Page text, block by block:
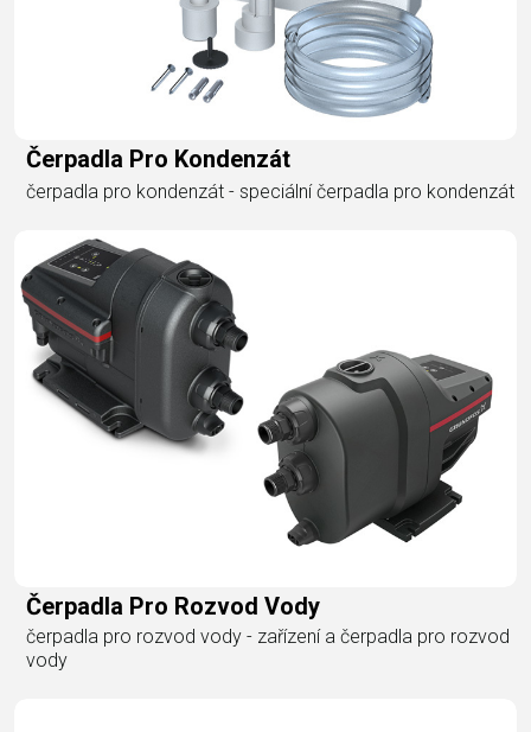
Čerpadla Pro Kondenzát
čerpadla pro kondenzát - speciální čerpadla pro kondenzát
Čerpadla Pro Rozvod Vody
čerpadla pro rozvod vody - zařízení a čerpadla pro rozvod
vody